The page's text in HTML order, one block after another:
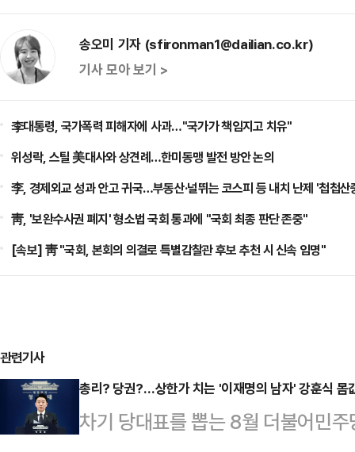
송오미 기자 (sfironman1@dailian.co.kr)
기사 모아 보기 >
李대통령, 국가폭력 피해자에 사과…"국가가 책임지고 치유"
위성락, 스틸 美대사와 상견례…한미동맹 발전 방안 논의
李, 경제외교 성과 안고 귀국…부동산·널뛰는 코스피 등 내치 난제 '첩첩산
靑, '보완수사권 폐지' 형소법 국회 통과에 "국회 최종 판단 존중"
[속보] 靑 "국회, 본회의 의결로 특별감찰관 후보 추천 시 신속 임명"
관련기사
총리? 당권?…상한가 치는 '이재명의 남자' 강훈식 몸
차기 당대표를 뽑는 8월 더불어민